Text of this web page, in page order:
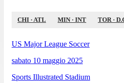
CHI · ATL MIN · INT TOR·
US Major League Soccer
sabato 10 maggio 2025
Sports Illustrated Stadium